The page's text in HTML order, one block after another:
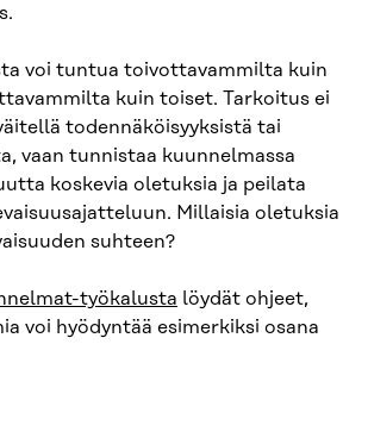
voi tuntua toivottavammilta kuin
kuin toiset. Tarkoitus ei
todennäköisyyksistä tai
vaan tunnistaa kuunnelmassa
koskevia oletuksia ja peilata
Millaisia oletuksia
suhteen?
työkalusta löydät ohjeet,
voi hyödyntää esimerkiksi osana